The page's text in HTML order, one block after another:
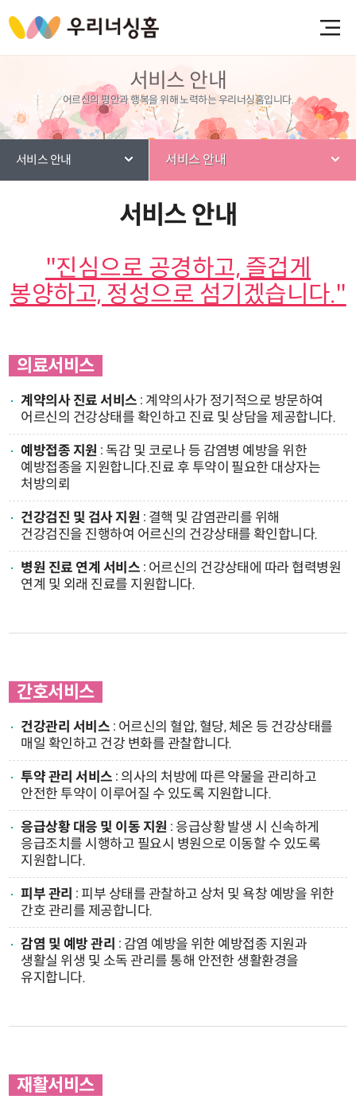
서비스 안내
어르신의 평안과 행복을 위해 노력하는 우리너싱홈입니다.
서비스 안내 서비스 안내
서비스 안내
"진심으로 공경하고, 즐겁게
봉양하고, 정성으로 섬기겠습니다."
의료서비스
계약의사 진료 서비스 : 계약의사가 정기적으로 방문하여
어르신의 건강상태를 확인하고 진료 및 상담을 제공합니다.
예방접종 지원 : 독감 및 코로나 등 감염병 예방을 위한
예방접종을 지원합니다.진료 후 투약이 필요한 대상자는
처방의뢰
건강검진 및 검사 지원 : 결핵 및 감염관리를 위해
건강검진을 진행하여 어르신의 건강상태를 확인합니다.
병원 진료 연계 서비스 : 어르신의 건강상태에 따라 협력병원
연계 및 외래 진료를 지원합니다.
간호서비스
건강관리 서비스 : 어르신의 혈압, 혈당, 체온 등 건강상태를
매일 확인하고 건강 변화를 관찰합니다.
투약 관리 서비스 : 의사의 처방에 따른 약물을 관리하고
안전한 투약이 이루어질 수 있도록 지원합니다.
응급상황 대응 및 이동 지원 : 응급상황 발생 시 신속하게
응급조치를 시행하고 필요시 병원으로 이동할 수 있도록
지원합니다.
피부 관리 : 피부 상태를 관찰하고 상처 및 욕창 예방을 위한
간호 관리를 제공합니다.
감염 및 예방 관리 : 감염 예방을 위한 예방접종 지원과
생활실 위생 및 소독 관리를 통해 안전한 생활환경을
유지합니다.
재활서비스